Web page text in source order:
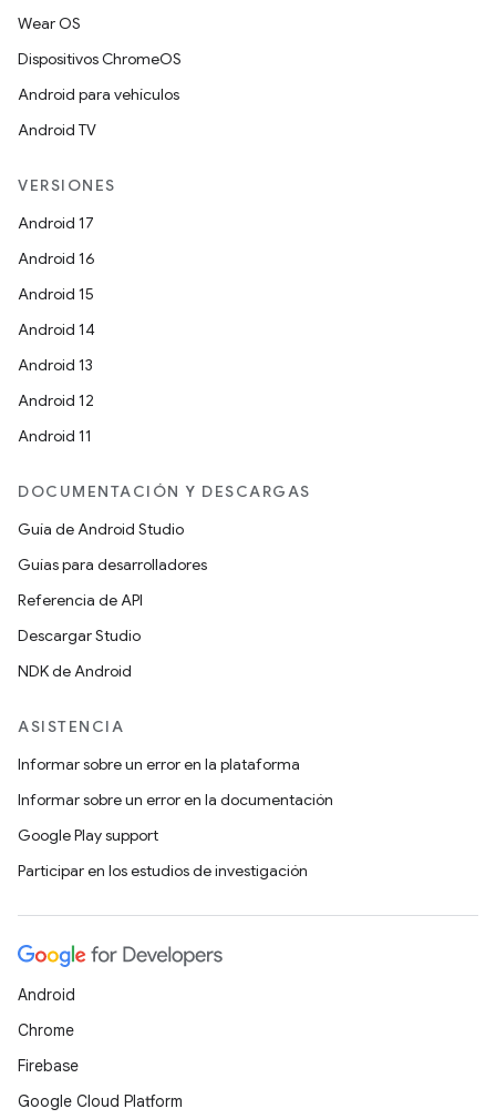
Wear OS
Dispositivos ChromeOS
Android para vehículos
Android TV
VERSIONES
Android 17
Android 16
Android 15
Android 14
Android 13
Android 12
Android 11
DOCUMENTACIÓN Y DESCARGAS
Guía de Android Studio
Guías para desarrolladores
Referencia de API
Descargar Studio
NDK de Android
ASISTENCIA
Informar sobre un error en la plataforma
Informar sobre un error en la documentación
Google Play support
Participar en los estudios de investigación
Android
Chrome
Firebase
Google Cloud Platform